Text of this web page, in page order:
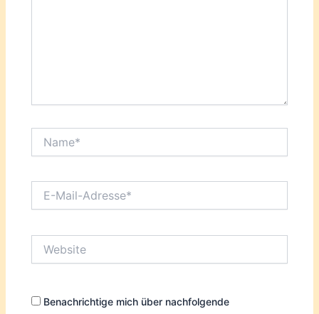
Mail-
Benachrichtige mich über nachfolgende